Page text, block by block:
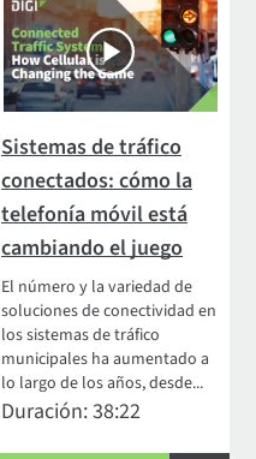
Sistemas de tráfico
conectados: cómo la
telefonía móvil está
cambiando el juego
El número y la variedad de
soluciones de conectividad en
los sistemas de tráfico
municipales ha aumentado a
lo largo de los años, desde...
Duración: 38:22